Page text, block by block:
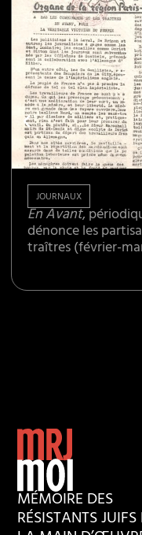
JOURNAUX
En Avant,
dénonce les
traîtres (février-
MÉMOIRE DES
RÉSISTANTS